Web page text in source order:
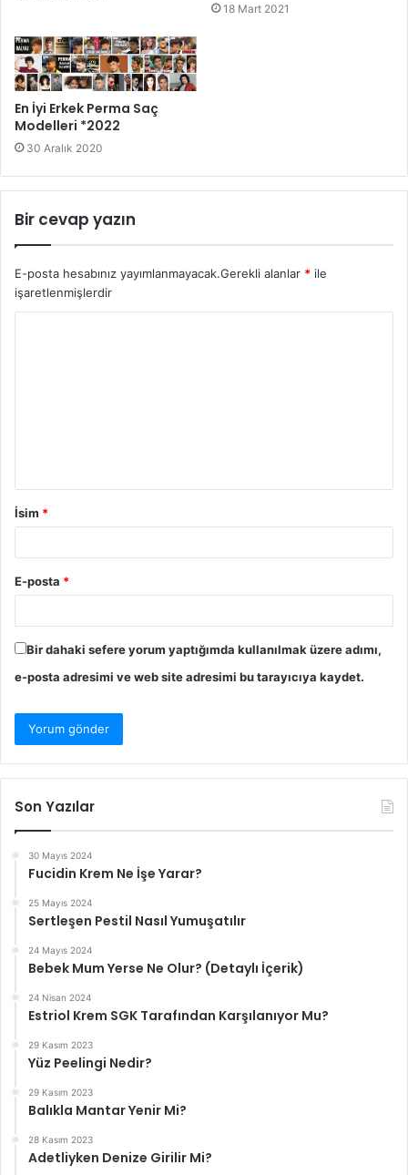
18 Mart 2021
En İyi Erkek Perma Saç
Modelleri *2022
30 Aralık 2020
Bir cevap yazın
E-posta hesabınız yayımlanmayacak.Gerekli alanlar * ile
işaretlenmişlerdir
İsim *
E-posta *
Bir dahaki sefere yorum yaptığımda kullanılmak üzere adımı,
e-posta adresimi ve web site adresimi bu tarayıcıya kaydet.
Son Yazılar
30 Mayıs 2024
Fucidin Krem Ne İşe Yarar?
25 Mayıs 2024
Sertleşen Pestil Nasıl Yumuşatılır
24 Mayıs 2024
Bebek Mum Yerse Ne Olur? (Detaylı İçerik)
24 Nisan 2024
Estriol Krem SGK Tarafından Karşılanıyor Mu?
29 Kasım 2023
Yüz Peelingi Nedir?
29 Kasım 2023
Balıkla Mantar Yenir Mi?
28 Kasım 2023
Adetliyken Denize Girilir Mi?